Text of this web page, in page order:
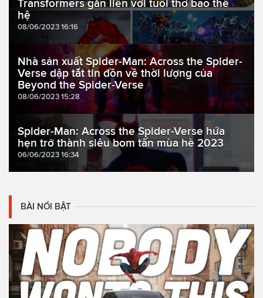
Transformers gắn liền với tuổi thơ bao thế
hệ
08/06/2023 16:16
Nhà sản xuất Spider-Man: Across the Spider-
Verse dập tắt tin đồn về thời lượng của
Beyond the Spider-Verse
08/06/2023 15:28
Spider-Man: Across the Spider-Verse hứa
hẹn trở thành siêu bom tấn mùa hè 2023
06/06/2023 16:34
BÀI NỔI BẬT